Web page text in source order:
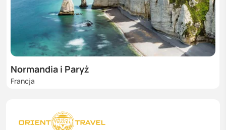
Normandia i Paryż
Francja